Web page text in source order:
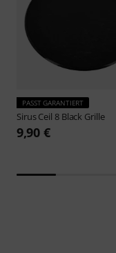
PASST GARANTIERT
SirusCeil 8 Black Grille
9,90 €